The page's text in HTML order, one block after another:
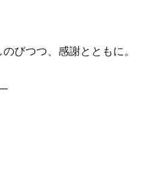
びつつ、感謝とともに。